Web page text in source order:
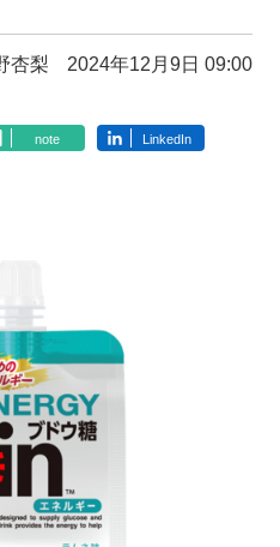
杏梨 2024年12月9日 09:00
note LinkedIn